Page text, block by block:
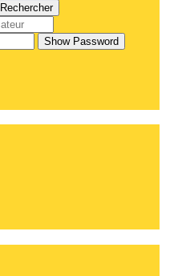
Rechercher
Show Password